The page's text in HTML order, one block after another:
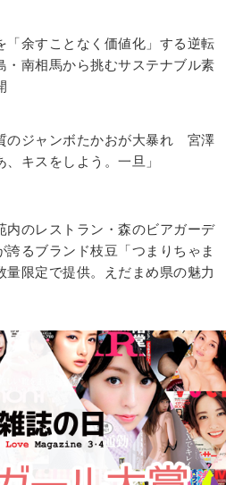
「余すことなく価値化」する逆転
・南相馬から挑むサステナブル素
のジャンボたかおが大暴れ 宮澤
、キスをしよう。一旦」
内のレストラン・森のビアガーデ
誇るブランド枝豆「つまりちゃま
量限定で提供。えだまめ県の魅力